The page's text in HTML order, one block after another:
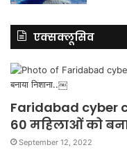
एक्सक्लूसिव
Faridabad cyber
60 महिलाओं को
September 12, 2022